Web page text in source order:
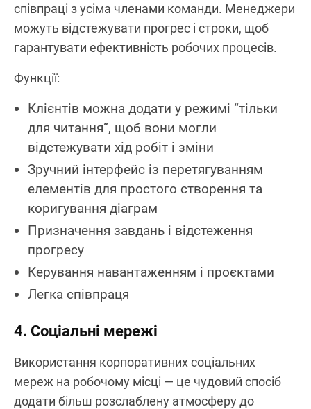
співпраці з усіма членами команди. Менеджери
можуть відстежувати прогрес і строки, щоб
гарантувати ефективність робочих процесів.
Функції:
Клієнтів можна додати у режимі “тільки
для читання”, щоб вони могли
відстежувати хід робіт і зміни
Зручний інтерфейс із перетягуванням
елементів для простого створення та
коригування діаграм
Призначення завдань і відстеження
прогресу
Керування навантаженням і проєктами
Легка співпраця
4. Соціальні мережі
Використання корпоративних соціальних
мереж на робочому місці — це чудовий спосіб
додати більш розслаблену атмосферу до